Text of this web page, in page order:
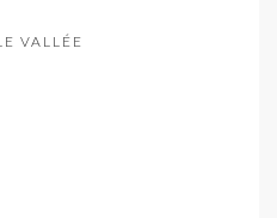
VALLÉE